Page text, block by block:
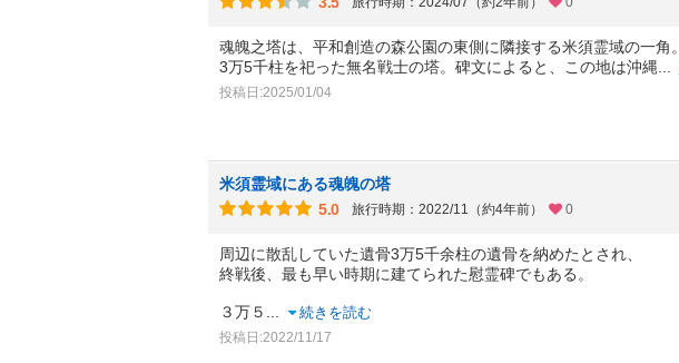
魂魄之塔は、平和創造の森公園の東側に隣接する米須霊域の一角。
3万5千柱を祀った無名戦士の塔。碑文によると、この地は沖縄
投稿日:2025/01/04
米須霊域にある魂魄の塔
5.0
旅行時期：2022/11（約4年前） 0
周辺に散乱していた遺骨3万5千余柱の遺骨を納めたとされ、
終戦後、最も早い時期に建てられた慰霊碑でもある。
３万５ 続きを読む
投稿日:2022/11/17